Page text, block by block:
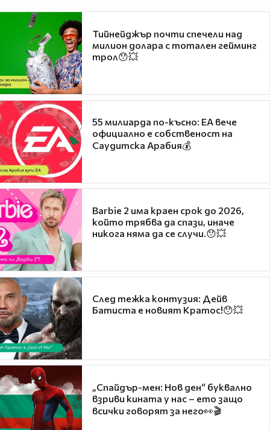
Тийнейджър почти спечели над
милион долара с тотален гейминг
трол😯💥
55 милиарда по-късно: EA вече
официално е собственост на
Саудитска Арабия💰
Barbie 2 има краен срок до 2026,
който трябва да спази, иначе
никога няма да се случи.😯💥
След тежка контузия: Дейв
Батиста е новият Кратос!😯💥
„Спайдър-мен: Нов ден“ буквално
взриви кината у нас – ето защо
всички говорят за него👀🎬